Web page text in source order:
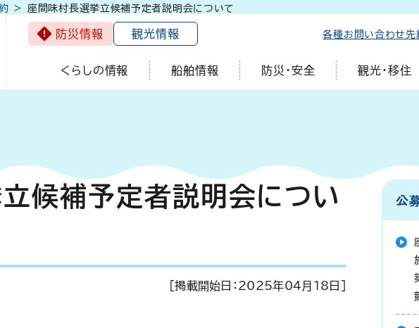
防災情報 観光情報 各種お問い合わせ先
くらしの情報 船舶情報 防災・安全 観光・移住
座間味村長選挙立候補予定者説明会について
候補予定者説明会につい
[掲載開始日： 2025年04月18日
公